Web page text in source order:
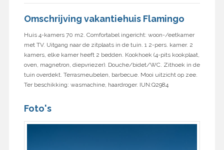
Omschrijving vakantiehuis Flamingo
Huis 4-kamers 70 m2. Comfortabel ingericht: woon-/eetkamer
met TV. Uitgang naar de zitplaats in de tuin. 1 2-pers. kamer. 2
kamers, elke kamer heeft 2 bedden. Kookhoek (4-pits kookplaat,
oven, magnetron, diepvriezer). Douche/bidet/WC. Zithoek in de
tuin overdekt. Terrasmeubelen, barbecue. Mooi uitzicht op zee.
Ter beschikking: wasmachine, haardroger. IUN:Q2984
Foto's